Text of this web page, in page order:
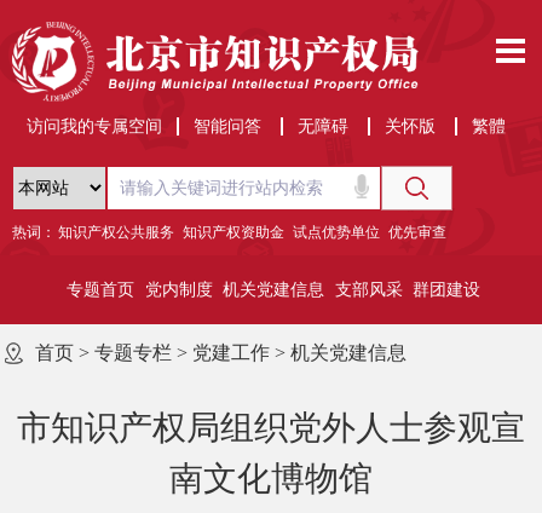
访问我的专属空间 智能问答 无障碍 关怀版 繁體
热词： 知识产权公共服务 知识产权资助金 试点优势单位 优先审查
专题首页 党内制度 机关党建信息 支部风采 群团建设
首页 >专题专栏 > 党建工作 >机关党建信息
市知识产权局组织党外人士参观宣
南文化博物馆